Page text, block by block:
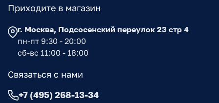
Приходите в магазин
г. Москва, Подсосенский переулок 23 стр 4
пн-пт 9:30 - 20:00
сб-вс 11:00 - 18:00
Связаться с нами
+7 (495) 268-13-34